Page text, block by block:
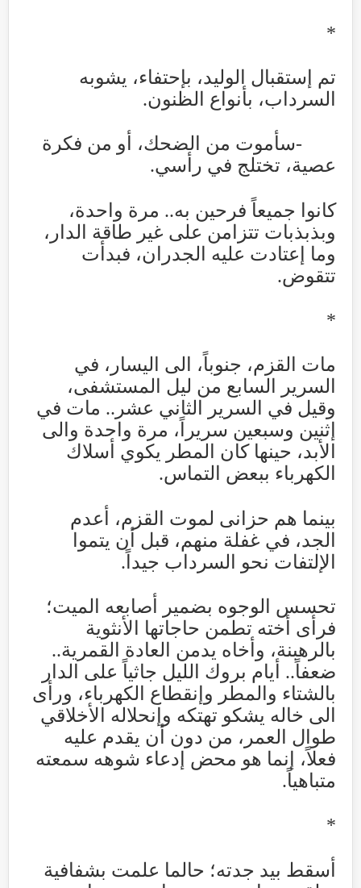
*
تم إستقبال الوليد، بإحتفاء، يشوبه
السرداب، بأنواع الظنون.
-سأموت من الضحك، أو من فكرة
عصية، تختلج في رأسي.
كانوا جميعاً فرحين به.. مرة واحدة،
وبذبذبات تتزامن على غير طاقة الدار،
وما إعتادت عليه الجدران، فبدأت
تتقوض.
*
مات القزم، جنوباً، الى اليسار، في
السرير السابع من ليل المستشفى،
وقيل في السرير الثاني عشر.. مات في
إثنين وسبعين سريراً، مرة واحدة والى
الأبد، حينها كان المطر يكوي أسلاك
الكهرباء ببعض التماس.
بينما هم حزانى لموت القزم، أعدم
الجد، في غفلة منهم، قبل أن يتموا
الإلتفات نحو السرداب جيداً .
تحسس الوجوه بضمير أصابعه الميت؛
فرأى أخته تطمن حاجاتها الأنثوية
بالرهبنة، وأخاه يدمن العادة القمرية..
ضعفاً.. أيام بروك الليل جاثياً على الدار
بالشتاء والمطر وإنقطاع الكهرباء، ورأى
الى خاله يشكو تهتكه وإنحلاله الأخلاقي
طوال العمر، من دون أن يقدم عليه
فعلاً، إنما هو محض إدعاء شوهه سمعته
متباهياً.
*
أسقط بيد جدته؛ حالما علمت بشفافية